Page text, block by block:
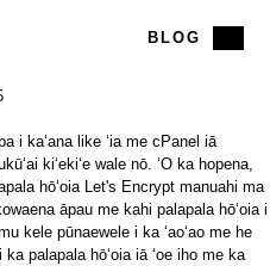
BLOG
i kaʻana like ʻia me cPanel iā
kiʻekiʻe wale nō. ʻO ka hopena,
hōʻoia Let's Encrypt manuahi ma
āpau me kahi palapala hōʻoia i
kele pūnaewele i ka ʻaoʻao me he
ka palapala hōʻoia iā ʻoe iho me ka